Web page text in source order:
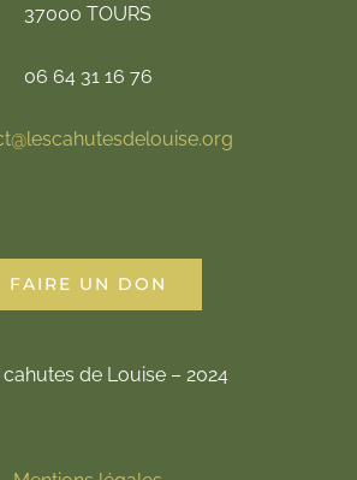
37000 TOURS
06 64 31 16 76
FAIRE UN DON
de Louise – 2024